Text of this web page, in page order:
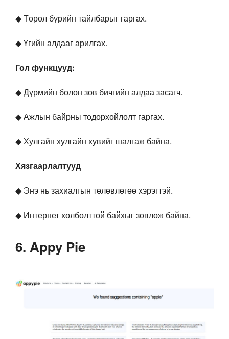
◆ Төрөл бүрийн тайлбарыг гаргах.
◆ Үгийн алдааг арилгах.
Гол функцууд:
◆ Дүрмийн болон зөв бичгийн алдаа засагч.
◆ Ажлын байрны тодорхойлолт гаргах.
◆ Хулгайн хулгайн хувийг шалгаж байна.
Хязгаарлалтууд
◆ Энэ нь захиалгын төлөвлөгөө хэрэгтэй.
◆ Интернет холболттой байхыг зөвлөж байна.
6. Appy Pie